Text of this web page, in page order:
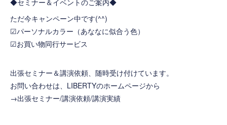
◆セミナー＆イベントのご案内◆
ただ今キャンペーン中です(^^)
☑パーソナルカラー（あななに似合う色）
☑お買い物同行サービス
出張セミナー＆講演依頼、随時受け付けています。
お問い合わせは、LIBERTYのホームページから
→出張セミナー/講演依頼/講演実績